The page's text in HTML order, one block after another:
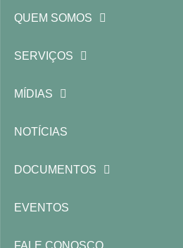
QUEM SOMOS
SERVIÇOS
MÍDIAS
NOTÍCIAS
DOCUMENTOS
EVENTOS
FALE CONOSCO